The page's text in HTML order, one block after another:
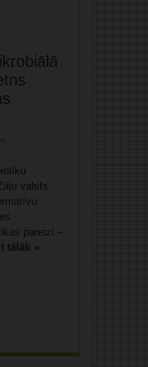
valsts
pareizi –
tālāk »